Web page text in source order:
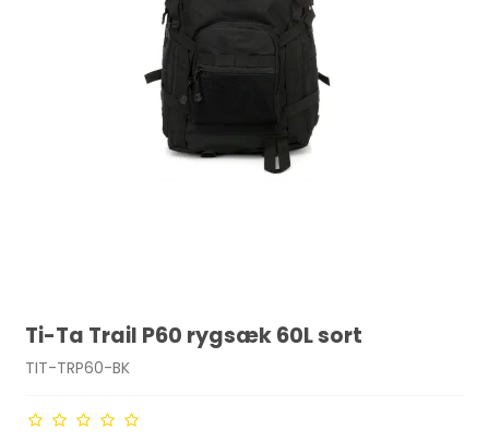
Ti-Ta Trail P60 rygsæk 60L sort
TIT-TRP60-BK